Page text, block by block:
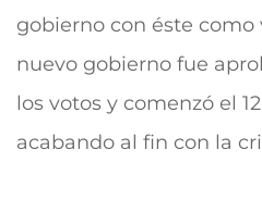
gobierno con éste como
nuevo gobierno fue
los votos y comenzó el
acabando al fin con la